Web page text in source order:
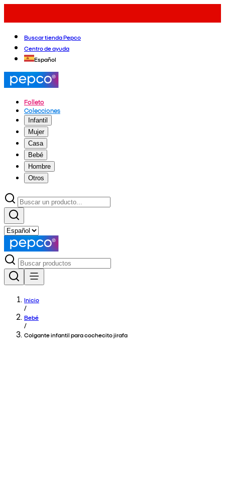
Buscar tienda Pepco
Centro de ayuda
Español
Folleto
Colecciones
Infantil
Mujer
Casa
Bebé
Hombre
Otros
Inicio
/
Bebé
/
Colgante infantil para cochecito jirafa